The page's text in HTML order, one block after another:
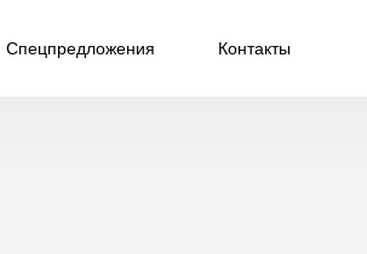
Контакты
Спецпредложения